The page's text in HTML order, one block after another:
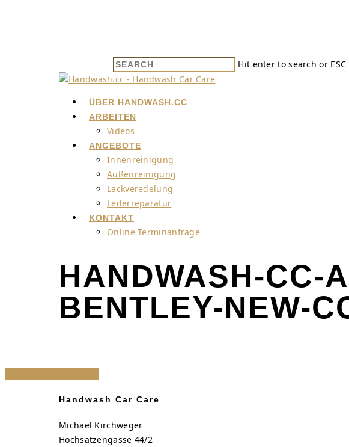
Hit enter to search or ESC
ÜBER HANDWASH.CC
ARBEITEN
Videos
ANGEBOTE
Innenreinigung
Außenreinigung
Lackveredelung
Lederreparatur
KONTAKT
Online Terminanfrage
HANDWASH-CC-
BENTLEY-NEW-
Handwash Car Care
Michael Kirchweger
Hochsatzengasse 44/2